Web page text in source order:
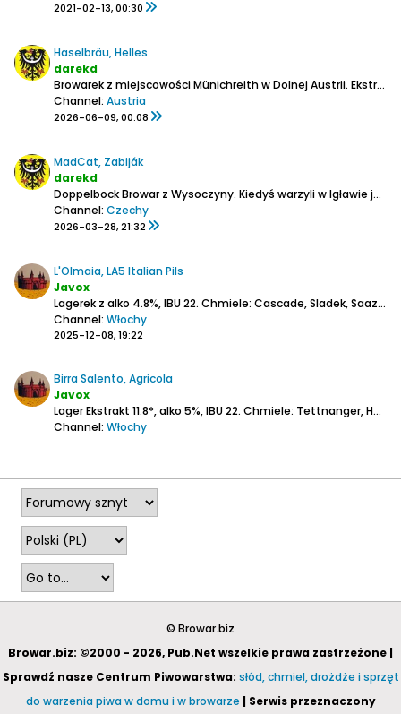
2021-02-13, 00:30
Haselbräu, Helles
darekd
Browarek z miejscowości Münichreith w Dolnej Austrii. Ekstr. 11,9 %
Channel: Austria
2026-06-09, 00:08
MadCat, Zabiják
darekd
DoppelbockBrowar z Wysoczyny. Kiedyś warzyli w Igławie jako Jihlavský radniční právovárečný pivovar, potem przenieśli się do pobliskiej miejscowości Kamenice, gdzie kupili stary, zniszczony budynek gorzelni. Po jego wyremontowaniu warzą jako Madcat:
Channel: Czechy
2026-03-28, 21:32
L'Olmaia, LA5 Italian Pils
Javox
Lagerek z alko 4.8%, IBU 22. Chmiele: Cascade, Sladek, Saaz, Perle, Saphir, Loral.
Channel: Włochy
2025-12-08, 19:22
Birra Salento, Agricola
Javox
LagerEkstrakt 11.8*, alko 5%, IBU 22. Chmiele: Tettnanger, Hallertauer Tradition, Saphir.
Channel: Włochy
© Browar.biz
Browar.biz: ©2000 - 2026, Pub.Net wszelkie prawa zastrzeżone |
Sprawdź nasze Centrum Piwowarstwa: słód, chmiel, drożdże i sprzęt
do warzenia piwa w domu i w browarze | Serwis przeznaczony